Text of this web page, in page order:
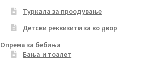
Туркала за проодување
Детски реквизити за во двор
Опрема за бебиња
Бања и тоалет